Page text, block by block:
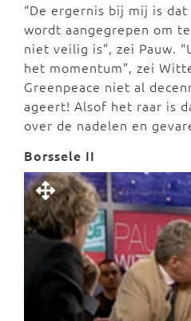
“De ergernis bij mij is
wordt aangegrepen om
niet veilig is”, zei Pauw.
het momentum”, zei
Greenpeace niet al
ageert! Alsof het raar is
over de nadelen en
Borssele II